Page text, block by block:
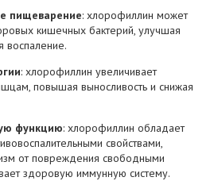
пищеварение: хлорофиллин может
кишечных бактерий, улучшая
воспаление.
: хлорофиллин увеличивает
повышая выносливость и снижая
функцию: хлорофиллин обладает
свойствами,
от повреждения свободными
здоровую иммунную систему.